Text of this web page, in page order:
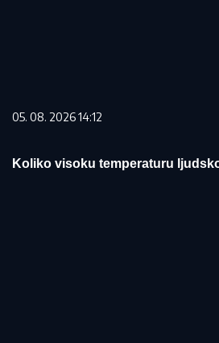
05. 08. 2026 14:12
Koliko visoku temperaturu